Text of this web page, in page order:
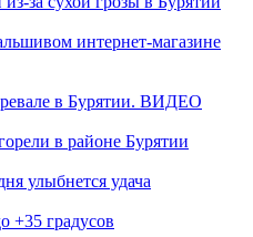
интернет-магазине
в Бурятии. ВИДЕО
в районе Бурятии
улыбнется удача
+35 градусов